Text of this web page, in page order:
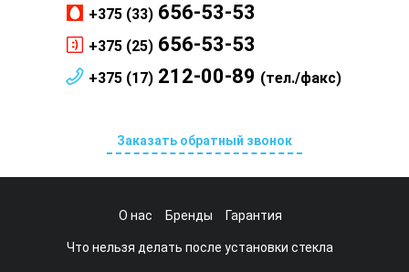
+375 (33) 656-53-53
+375 (25) 656-53-53
+375 (17) 212-00-89 (тел./факс)
Заказать обратный звонок
О нас Бренды Гарантия
Что нельзя делать после установки стекла